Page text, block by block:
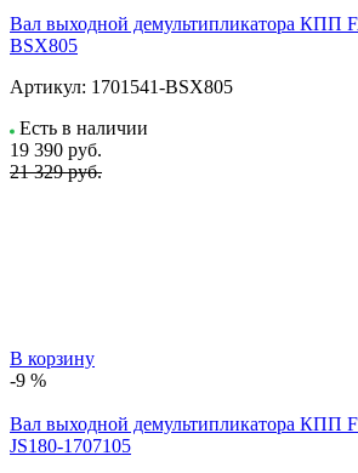
Вал выходной демультипликатора КПП
BSX805
Артикул: 1701541-BSX805
Есть в наличии
19 390 руб.
21 329 руб.
В корзину
-9 %
Вал выходной демультипликатора КПП
JS180-1707105